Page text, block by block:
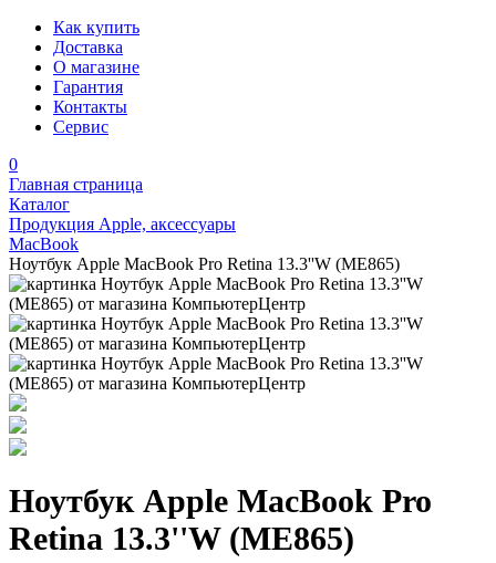
Как купить
Доставка
О магазине
Гарантия
Контакты
Сервис
0
Главная страница
Каталог
Продукция Apple, аксессуары
MacBook
Ноутбук Apple MacBook Pro Retina 13.3''W (ME865)
Ноутбук Apple MacBook Pro
Retina 13.3''W (ME865)